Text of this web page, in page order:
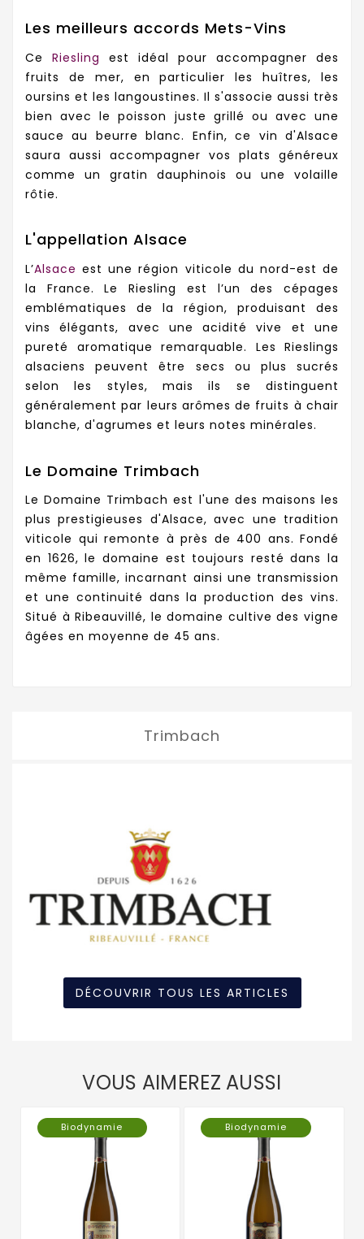
Les meilleurs accords Mets-Vins
Ce Riesling est idéal pour accompagner des
fruits de mer, en particulier les huîtres, les
oursins et les langoustines. Il s'associe aussi très
bien avec le poisson juste grillé ou avec une
sauce au beurre blanc. Enfin, ce vin d'Alsace
saura aussi accompagner vos plats généreux
comme un gratin dauphinois ou une volaille
rôtie.
L'appellation Alsace
L’Alsace est une région viticole du nord-est de
la France. Le Riesling est l’un des cépages
emblématiques de la région, produisant des
vins élégants, avec une acidité vive et une
pureté aromatique remarquable. Les Rieslings
alsaciens peuvent être secs ou plus sucrés
selon les styles, mais ils se distinguent
généralement par leurs arômes de fruits à chair
blanche, d'agrumes et leurs notes minérales.
Le Domaine Trimbach
Le Domaine Trimbach est l'une des maisons les
plus prestigieuses d'Alsace, avec une tradition
viticole qui remonte à près de 400 ans. Fondé
en 1626, le domaine est toujours resté dans la
même famille, incarnant ainsi une transmission
et une continuité dans la production des vins.
Situé à Ribeauvillé, le domaine cultive des vigne
âgées en moyenne de 45 ans.
Trimbach
DÉCOUVRIR TOUS LES ARTICLES
VOUS AIMEREZ AUSSI
Biodynamie Biodynamie